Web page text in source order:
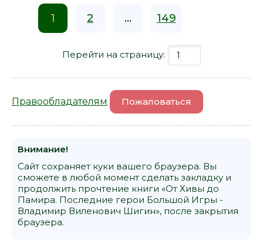
1 2 ... 149
Перейти на страницу:
Правообладателям Пожаловаться
Внимание!
Сайт сохраняет куки вашего браузера. Вы
сможете в любой момент сделать закладку и
продолжить прочтение книги «От Хивы до
Памира. Последние герои Большой Игры -
Владимир Виленович Шигин», после закрытия
браузера.